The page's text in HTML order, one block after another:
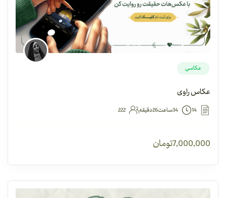
عکاسی
عکاس راوی
14 34ساعت26دقیقه 222
7,000,000تومان